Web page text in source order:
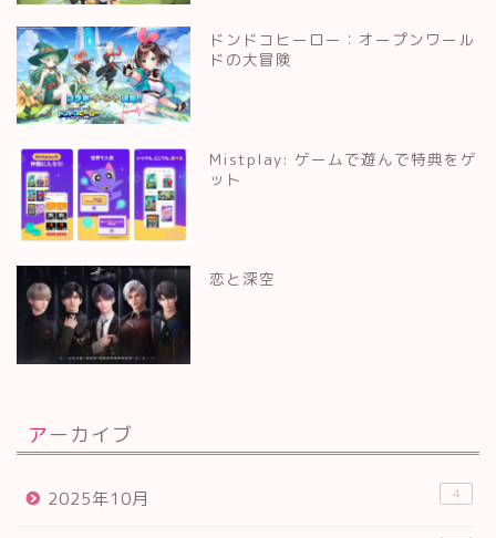
ドンドコヒーロー：オープンワール
ドの大冒険
Mistplay: ゲームで遊んで特典をゲ
ット
恋と深空
アーカイブ
2025年10月 4